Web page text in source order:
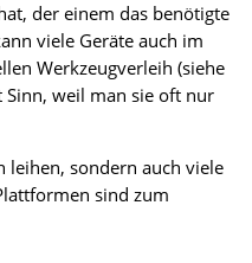
der einem das benötigte
viele Geräte auch im
Werkzeugverleih (siehe
Sinn, weil man sie oft nur
leihen, sondern auch viele
sind zum